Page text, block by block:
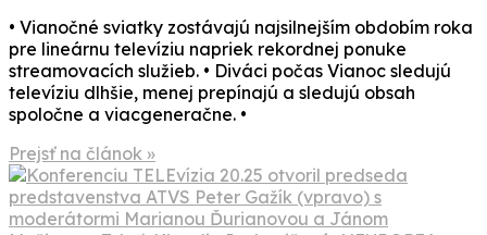
• Vianočné sviatky zostávajú najsilnejším obdobím roka
pre lineárnu televíziu napriek rekordnej ponuke
streamovacích služieb. • Diváci počas Vianoc sledujú
televíziu dlhšie, menej prepínajú a sledujú obsah
spoločne a viacgeneračne. •
Prejsť na článok »